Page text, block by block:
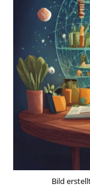
Bild